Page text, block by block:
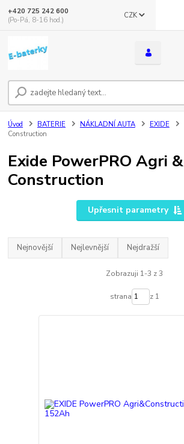
CZK
+420 725 242 600
(Po-Pá, 8-16 hod.)
Úvod BATERIE NÁKLADNÍ AUTA EXIDE
Construction
Exide PowerPRO Agri &
Construction
Upřesnit parametry
Nejnovější Nejlevnější Nejdražší
Zobrazuji 1-3 z 3
strana z 1